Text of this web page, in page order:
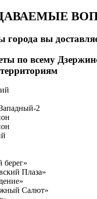
города вы
по всему
2
Плаза»
Салют»